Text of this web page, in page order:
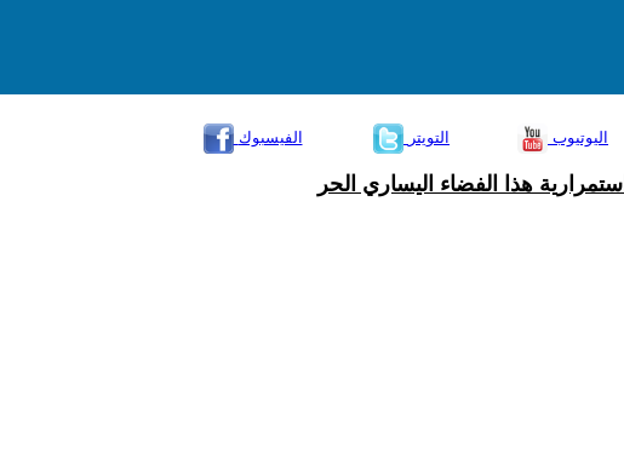
الفيسبوك
التويتر اليوتيوب
هذا الفضاء اليساري الحر